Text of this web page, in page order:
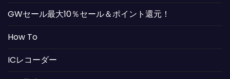
GWセール最大10％セール＆ポイント還元！
How To
ICレコーダー